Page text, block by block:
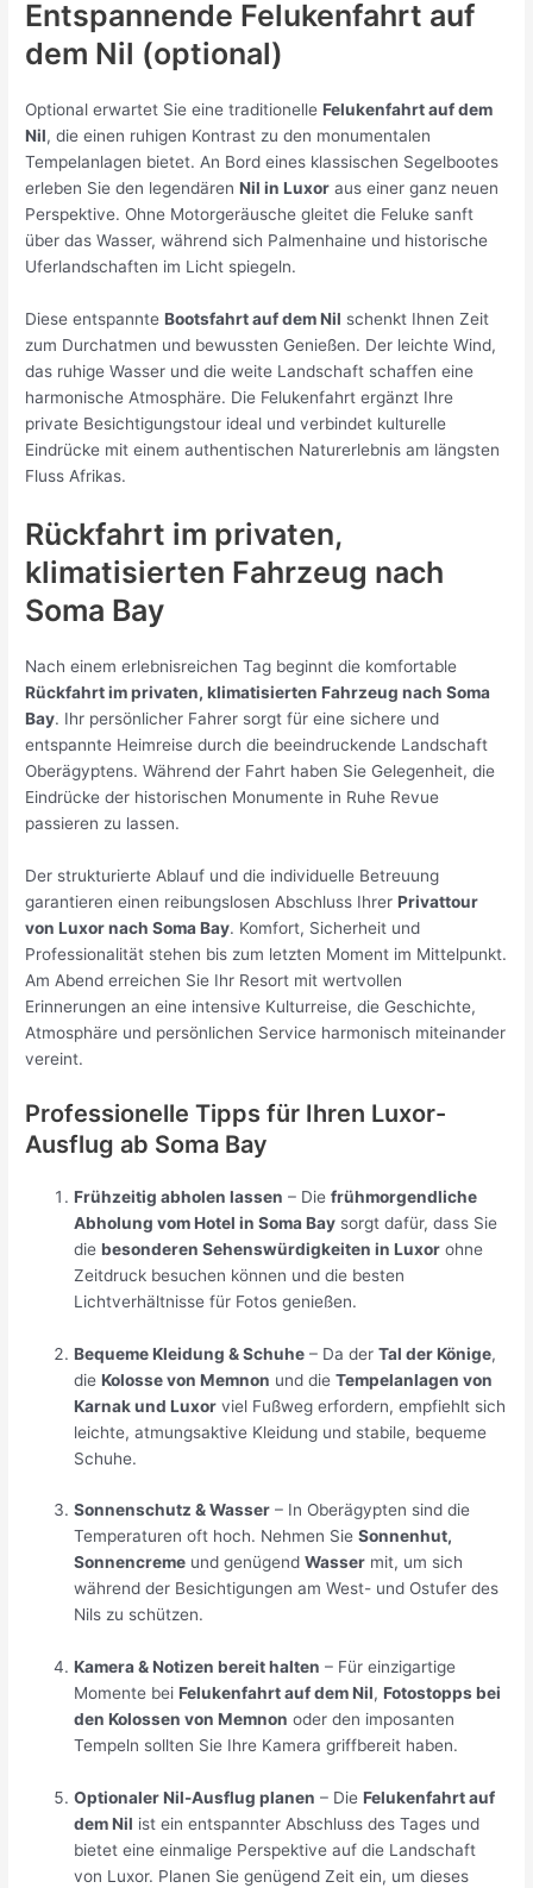
Entspannende Felukenfahrt auf
dem Nil (optional)
Optional erwartet Sie eine traditionelleFelukenfahrt auf dem
Nil, die einen ruhigen Kontrast zu den monumentalen
Tempelanlagen bietet. An Bord eines klassischen Segelbootes
erleben Sie den legendärenNil in Luxor aus einer ganz neuen
Perspektive. Ohne Motorgeräusche gleitet die Feluke sanft
über das Wasser, während sich Palmenhaine und historische
Uferlandschaften im Licht spiegeln.
Diese entspannteBootsfahrt auf dem Nil schenkt Ihnen Zeit
zum Durchatmen und bewussten Genießen. Der leichte Wind,
das ruhige Wasser und die weite Landschaft schaffen eine
harmonische Atmosphäre. Die Felukenfahrt ergänzt Ihre
private Besichtigungstour ideal und verbindet kulturelle
Eindrücke mit einem authentischen Naturerlebnis am längsten
Fluss Afrikas.
Rückfahrt im privaten,
klimatisierten Fahrzeug nach
Soma Bay
Nach einem erlebnisreichen Tag beginnt die komfortable
Rückfahrt im privaten, klimatisierten Fahrzeug nach Soma
Bay. Ihr persönlicher Fahrer sorgt für eine sichere und
entspannte Heimreise durch die beeindruckende Landschaft
Oberägyptens. Während der Fahrt haben Sie Gelegenheit, die
Eindrücke der historischen Monumente in Ruhe Revue
passieren zu lassen.
Der strukturierte Ablauf und die individuelle Betreuung
garantieren einen reibungslosen Abschluss IhrerPrivattour
von Luxor nach Soma Bay. Komfort, Sicherheit und
Professionalität stehen bis zum letzten Moment im Mittelpunkt.
Am Abend erreichen Sie Ihr Resort mit wertvollen
Erinnerungen an eine intensive Kulturreise, die Geschichte,
Atmosphäre und persönlichen Service harmonisch miteinander
vereint.
Professionelle Tipps für Ihren Luxor-
Ausflug ab Soma Bay
Frühzeitig abholen lassen – Diefrühmorgendliche
Abholung vom Hotel in Soma Bay sorgt dafür, dass Sie
diebesonderen Sehenswürdigkeiten in Luxor ohne
Zeitdruck besuchen können und die besten
Lichtverhältnisse für Fotos genießen.
Bequeme Kleidung & Schuhe – Da derTal der Könige,
dieKolosse von Memnon und dieTempelanlagen von
Karnak und Luxor viel Fußweg erfordern, empfiehlt sich
leichte, atmungsaktive Kleidung und stabile, bequeme
Schuhe.
Sonnenschutz & Wasser – In Oberägypten sind die
Temperaturen oft hoch. Nehmen SieSonnenhut,
Sonnencreme und genügendWasser mit, um sich
während der Besichtigungen am West- und Ostufer des
Nils zu schützen.
Kamera & Notizen bereit halten – Für einzigartige
Momente beiFelukenfahrt auf dem Nil,Fotostopps bei
den Kolossen von Memnon oder den imposanten
Tempeln sollten Sie Ihre Kamera griffbereit haben.
Optionaler Nil-Ausflug planen – DieFelukenfahrt auf
dem Nil ist ein entspannter Abschluss des Tages und
bietet eine einmalige Perspektive auf die Landschaft
von Luxor. Planen Sie genügend Zeit ein, um dieses